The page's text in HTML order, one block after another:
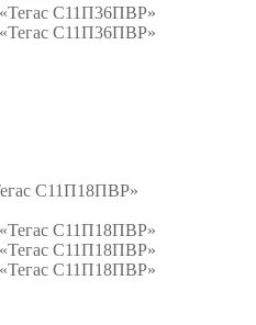
С11П18ПВР»